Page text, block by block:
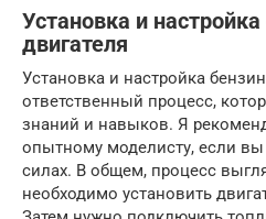
Установка и
двигателя
Установка и настройка
ответственный процесс,
знаний и навыков. Я
опытному моделисту, если
силах. В общем, процесс
необходимо установить